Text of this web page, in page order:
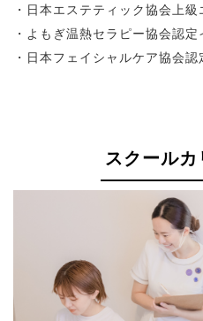
・日本エステティック協会上
・よもぎ温熱セラピー協会認
・日本フェイシャルケア協会
スクールカ